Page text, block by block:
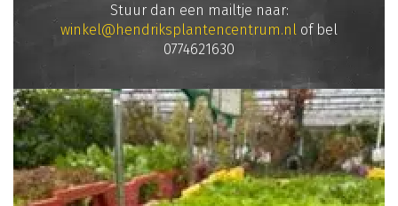
Stuur dan een mailtje naar:
winkel@hendriksplantencentrum.nl of bel
0774621630